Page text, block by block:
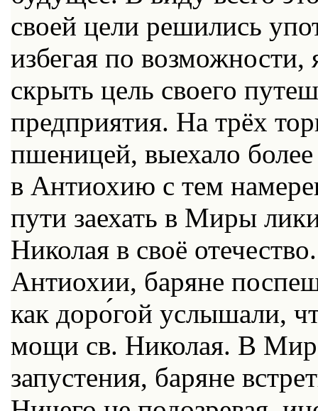
своей цели решились
избегая по
скрыть цель своего
предприятия. На трёх
пшеницей, выехало
в Антиохию с тем
пути заехать в Миры
Николая в своё
Антиохии, баряне
как доро́гой услышали,
мощи св. Николая. В
запустения, баряне